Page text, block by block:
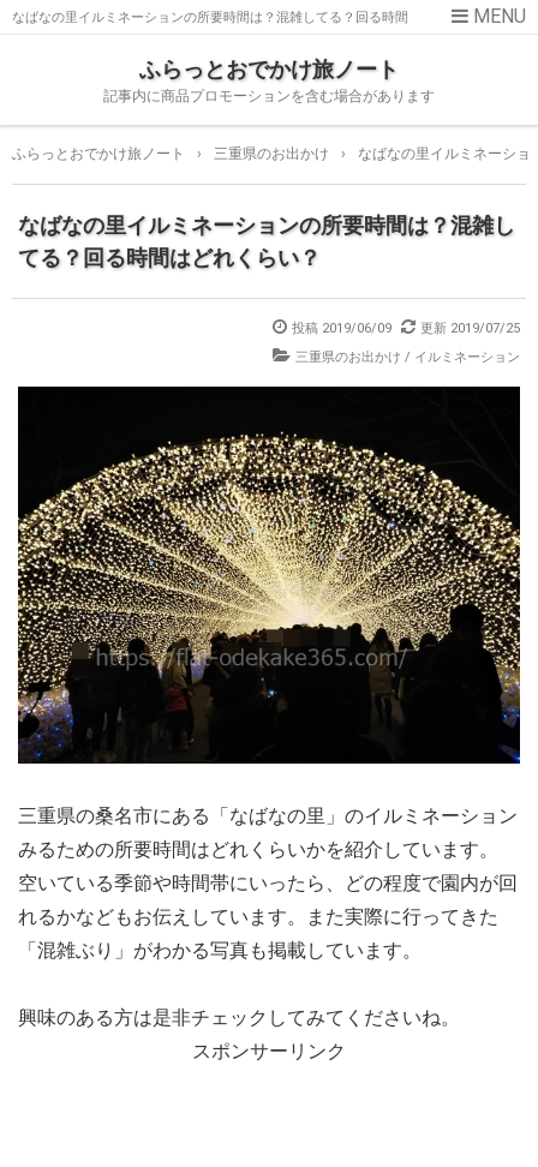
なばなの里イルミネーションの所要時間は？混雑してる？回る時間
ふらっとおでかけ旅ノート
記事内に商品プロモーションを含む場合があります
ふらっとおでかけ旅ノート › 三重県のお出かけ › なばなの里イルミネーシ
なばなの里イルミネーションの所要時間は？混雑し
てる？回る時間はどれくらい？
投稿 2019/06/09 更新 2019/07/25
三重県のお出かけ / イルミネーション
三重県の桑名市にある「なばなの里」のイルミネーション
みるための所要時間はどれくらいかを紹介しています。
空いている季節や時間帯にいったら、どの程度で園内が回
れるかなどもお伝えしています。また実際に行ってきた
「混雑ぶり」がわかる写真も掲載しています。
興味のある方は是非チェックしてみてくださいね。
スポンサーリンク